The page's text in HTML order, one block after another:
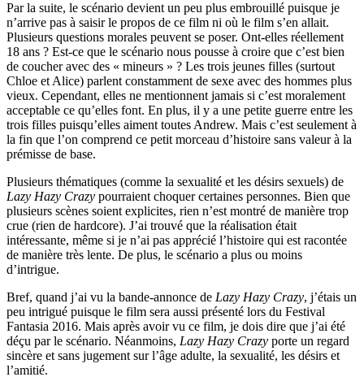
Par la suite, le scénario devient un peu plus embrouillé puisque je
n’arrive pas à saisir le propos de ce film ni où le film s’en allait.
Plusieurs questions morales peuvent se poser. Ont-elles réellement
18 ans ? Est-ce que le scénario nous pousse à croire que c’est bien
de coucher avec des « mineurs » ? Les trois jeunes filles (surtout
Chloe et Alice) parlent constamment de sexe avec des hommes plus
vieux. Cependant, elles ne mentionnent jamais si c’est moralement
acceptable ce qu’elles font. En plus, il y a une petite guerre entre les
trois filles puisqu’elles aiment toutes Andrew. Mais c’est seulement à
la fin que l’on comprend ce petit morceau d’histoire sans valeur à la
prémisse de base.
Plusieurs thématiques (comme la sexualité et les désirs sexuels) de
Lazy Hazy Crazy pourraient choquer certaines personnes. Bien que
plusieurs scènes soient explicites, rien n’est montré de manière trop
crue (rien de hardcore). J’ai trouvé que la réalisation était
intéressante, même si je n’ai pas apprécié l’histoire qui est racontée
de manière très lente. De plus, le scénario a plus ou moins
d’intrigue.
Bref, quand j’ai vu la bande-annonce de Lazy Hazy Crazy, j’étais un
peu intrigué puisque le film sera aussi présenté lors du Festival
Fantasia 2016. Mais après avoir vu ce film, je dois dire que j’ai été
déçu par le scénario. Néanmoins, Lazy Hazy Crazy porte un regard
sincère et sans jugement sur l’âge adulte, la sexualité, les désirs et
l’amitié.